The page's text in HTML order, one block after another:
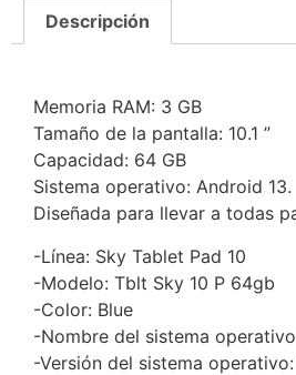
Descripción
Memoria RAM: 3 GB
Tamaño de la pantalla: 10.1 ”
Capacidad: 64 GB
Sistema operativo: Android 13.
Diseñada para llevar a todas
-Línea: Sky Tablet Pad 10
-Modelo: Tblt Sky 10 P 64gb
-Color: Blue
-Nombre del sistema
-Versión del sistema operativo: